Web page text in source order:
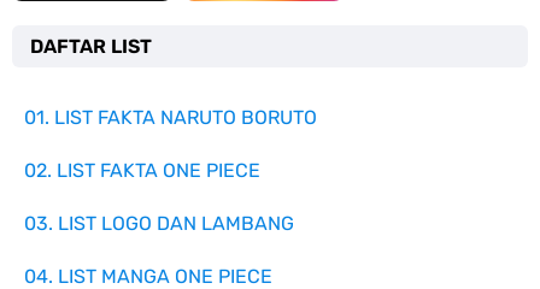
DAFTAR LIST
01. LIST FAKTA NARUTO BORUTO
02. LIST FAKTA ONE PIECE
03. LIST LOGO DAN LAMBANG
04. LIST MANGA ONE PIECE